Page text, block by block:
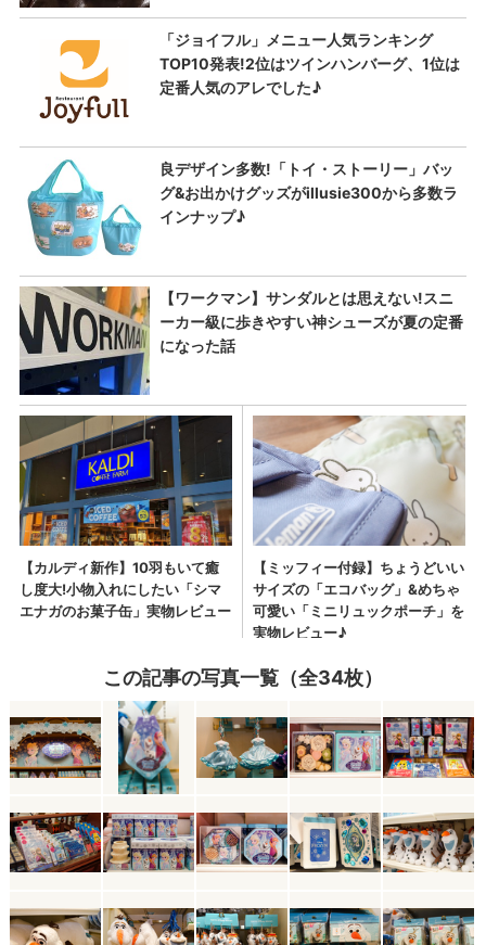
この記事の写真一覧（全34枚）